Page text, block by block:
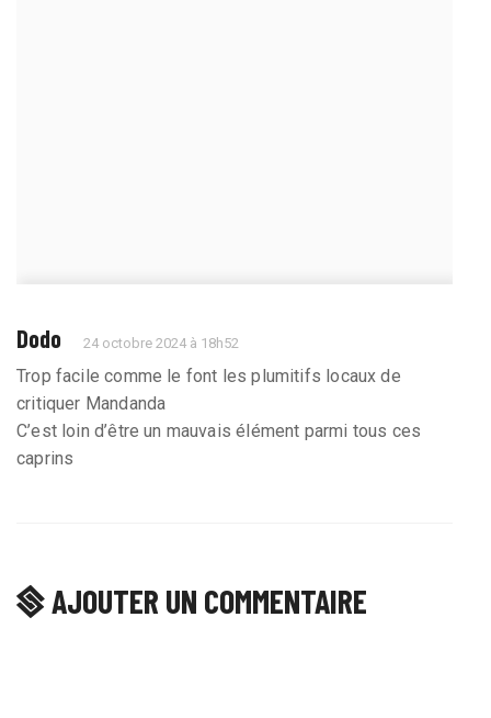
Dodo 24 octobre 2024 à 18h52
Trop facile comme le font les plumitifs locaux de
critiquer Mandanda
C’est loin d’être un mauvais élément parmi tous ces
caprins
AJOUTER UN COMMENTAIRE